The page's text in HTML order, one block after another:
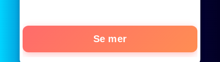
Se mer